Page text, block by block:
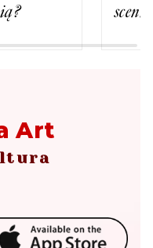
Art